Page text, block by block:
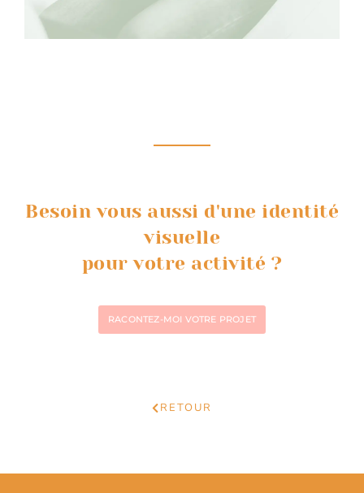
Besoin vous aussi d'une identité
visuelle
pour votre activité ?
RACONTEZ-MOI VOTRE PROJET
RETOUR